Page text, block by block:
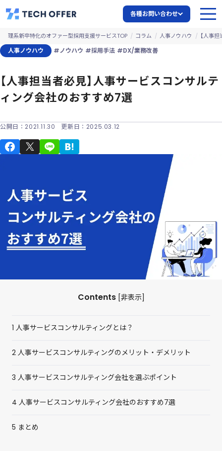
各種お問い合わせ
理系新卒特化のオファー型採用支援サービスTOP コラム 人事ノウハウ 【人事
人事ノウハウ #ノウハウ #採用手法 #DX/業務改善
【人事担当者必見】人事サービスコンサルテ
ィング会社のおすすめ7選
公開日： 2021.11.30 更新日： 2025.03.12
Contents [非表示]
1 人事サービスコンサルティングとは？
2 人事サービスコンサルティングのメリット・デメリット
3 人事サービスコンサルティング会社を選ぶポイント
4 人事サービスコンサルティング会社のおすすめ7選
5 まとめ